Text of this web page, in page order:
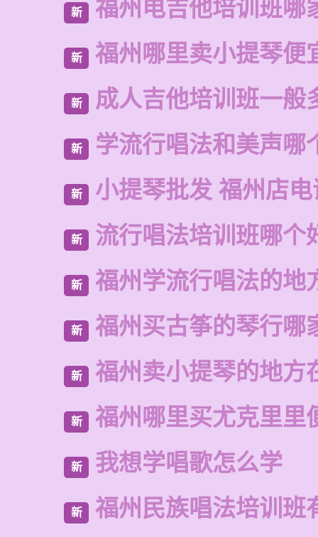
新 福州电吉他培训班哪
新 福州哪里卖小提琴便
新 成人吉他培训班一般
新 学流行唱法和美声哪
新 小提琴批发 福州店
新 流行唱法培训班哪个
新 福州学流行唱法的地
新 福州买古筝的琴行哪
新 福州卖小提琴的地方
新 福州哪里买尤克里里
新 我想学唱歌怎么学
新 福州民族唱法培训班